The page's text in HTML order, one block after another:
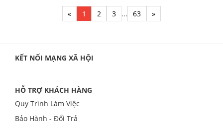
« 1 2 3 ... 63 »
KẾT NỐI MẠNG XÃ HỘI
HỖ TRỢ KHÁCH HÀNG
Quy Trình Làm Việc
Bảo Hành - Đổi Trả